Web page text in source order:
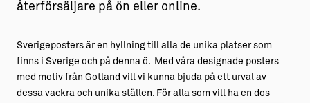
återförsäljare på ön eller online.
Sverigeposters är en hyllning till alla de unika platser som
finns i Sverige och på denna ö. Med våra designade posters
med motiv från Gotland vill vi kunna bjuda på ett urval av
dessa vackra och unika ställen. För alla som vill ha en dos